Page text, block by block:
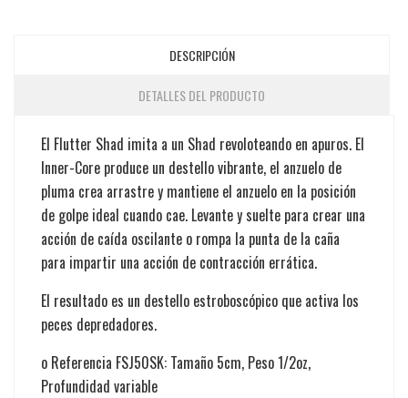
DESCRIPCIÓN
DETALLES DEL PRODUCTO
El Flutter Shad imita a un Shad revoloteando en apuros. El
Inner-Core produce un destello vibrante, el anzuelo de
pluma crea arrastre y mantiene el anzuelo en la posición
de golpe ideal cuando cae. Levante y suelte para crear una
acción de caída oscilante o rompa la punta de la caña
para impartir una acción de contracción errática.
El resultado es un destello estroboscópico que activa los
peces depredadores.
o Referencia FSJ50SK: Tamaño 5cm, Peso 1/2oz,
Profundidad variable